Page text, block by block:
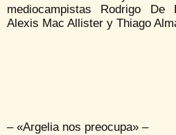
mediocampistas Rodrigo De
Alexis Mac Allister y Thiago
– «Argelia nos preocupa» –